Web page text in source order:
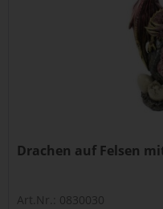
Drachen auf Felsen
Art.Nr.: 0830030